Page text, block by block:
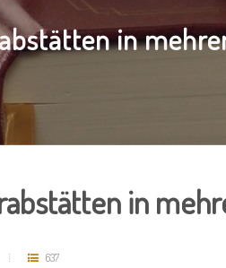
in
in
637